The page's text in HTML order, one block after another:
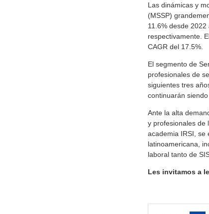
Las dinámicas y
(MSSP)
11.6% desde
respectivamente.
CAGR del 17.5%.
El segmento de
profesionales de
siguientes tres
continuarán
Ante la alta
y profesionales de
academia IRSI, se
latinoamericana,
laboral tanto de
Les invitamos a